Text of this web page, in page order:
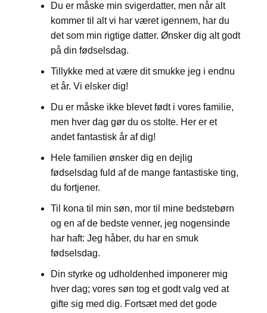
Du er måske min svigerdatter, men når alt
kommer til alt vi har været igennem, har du
det som min rigtige datter. Ønsker dig alt godt
på din fødselsdag.
Tillykke med at være dit smukke jeg i endnu
et år. Vi elsker dig!
Du er måske ikke blevet født i vores familie,
men hver dag gør du os stolte. Her er et
andet fantastisk år af dig!
Hele familien ønsker dig en dejlig
fødselsdag fuld af de mange fantastiske ting,
du fortjener.
Til kona til min søn, mor til mine bedstebørn
og en af ​​de bedste venner, jeg nogensinde
har haft: Jeg håber, du har en smuk
fødselsdag.
Din styrke og udholdenhed imponerer mig
hver dag; vores søn tog et godt valg ved at
gifte sig med dig. Fortsæt med det gode